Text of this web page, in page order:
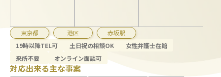
東京都 港区
赤坂駅
19時以降TEL可
土日祝の相談OK
女性弁護士在籍
来所不要
オンライン面談可
対応出来る主な事案